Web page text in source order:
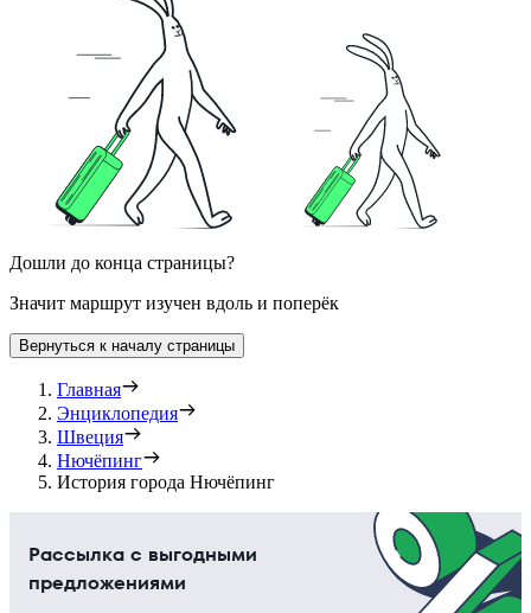
Дошли до конца страницы?
Значит маршрут изучен вдоль и поперёк
Вернуться к началу страницы
Главная
Энциклопедия
Швеция
Нючёпинг
История города Нючёпинг
Рассылка с выгодными
предложениями